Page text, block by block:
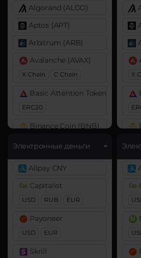
Algorand (ALGO)
Aptos (APT)
Arbitrum (ARB)
Avalanche (AVAX)
X Chain C Chain
Basic Attention Token (BAT)
ERC20
Binance Coin (BNB)
Bitcoin (BTC)
BTC BEP20
BitTorrent (BTT)
Электронные деньги
Alipay CNY
Capitalist
USD RUB EUR
Payoneer
USD EUR
Skrill
X